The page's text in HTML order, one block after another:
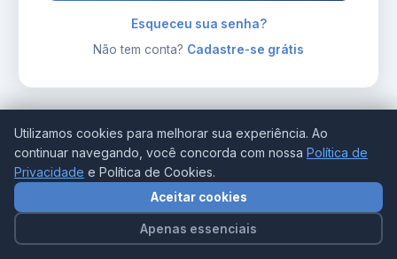
Esqueceu sua senha?
Não tem conta? Cadastre-se grátis
Utilizamos cookies para melhorar sua experiência. Ao
continuar navegando, você concorda com nossa Política de
Privacidade e Política de Cookies.
Aceitar cookies
Apenas essenciais